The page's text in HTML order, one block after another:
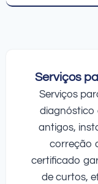
Serviços
Serviços
diagnóstico
antigos,
correção
certificado
de curtos,